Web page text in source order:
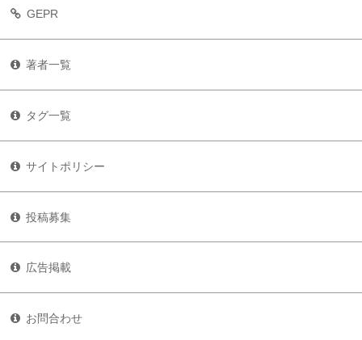
GEPR
著者一覧
タグ一覧
サイトポリシー
投稿募集
広告掲載
お問合わせ